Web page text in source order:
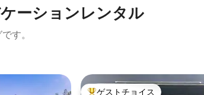
ー⁠シ⁠ョ⁠ン⁠レ⁠ン⁠タ⁠ル
す。
ゲストチョイス